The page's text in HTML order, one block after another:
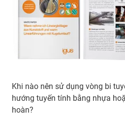
Khi nào nên sử dụng vòng bi
hướng tuyến tính bằng nhựa
hoàn?